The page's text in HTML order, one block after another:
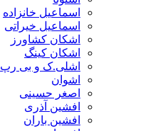
اسماعیل خانزاده
اسماعیل خیراتی
اشکان کشاورز
اشکان کینگ
اشلی.ک و بی رپ
اشوان
اصغر حسینی
افشین آذری
افشین باران